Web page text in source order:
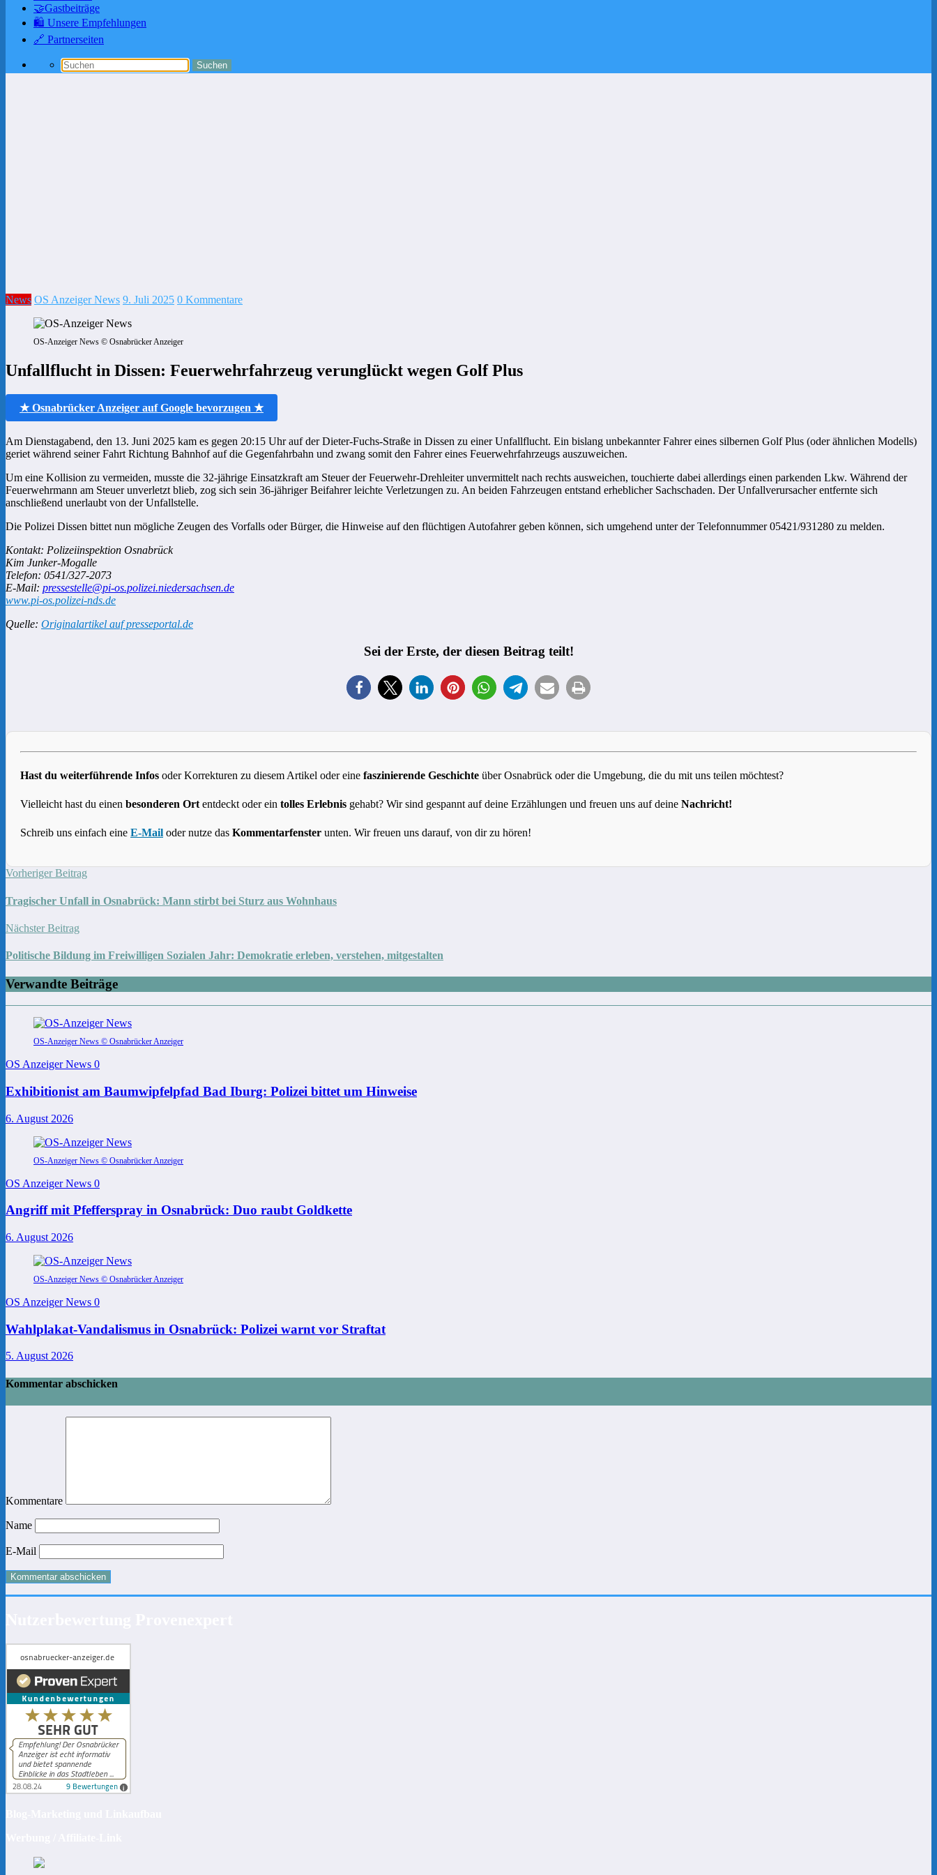
🤝Gastbeiträge
🛍️ Unsere Empfehlungen
🔗 Partnerseiten
News OS Anzeiger News 9. Juli 2025 0 Kommentare
OS-Anzeiger News © Osnabrücker Anzeiger
Unfallflucht in Dissen: Feuerwehrfahrzeug verunglückt wegen Golf Plus
★ Osnabrücker Anzeiger auf Google bevorzugen ★
Am Dienstagabend, den 13. Juni 2025 kam es gegen 20:15 Uhr auf der Dieter-Fuchs-Straße in Dissen zu einer Unfallflucht. Ein bislang unbekannter Fahrer eines silbernen Golf Plus (oder ähnlichen Modells)
geriet während seiner Fahrt Richtung Bahnhof auf die Gegenfahrbahn und zwang somit den Fahrer eines Feuerwehrfahrzeugs auszuweichen.
Um eine Kollision zu vermeiden, musste die 32-jährige Einsatzkraft am Steuer der Feuerwehr-Drehleiter unvermittelt nach rechts ausweichen, touchierte dabei allerdings einen parkenden Lkw. Während der
Feuerwehrmann am Steuer unverletzt blieb, zog sich sein 36-jähriger Beifahrer leichte Verletzungen zu. An beiden Fahrzeugen entstand erheblicher Sachschaden. Der Unfallverursacher entfernte sich
anschließend unerlaubt von der Unfallstelle.
Die Polizei Dissen bittet nun mögliche Zeugen des Vorfalls oder Bürger, die Hinweise auf den flüchtigen Autofahrer geben können, sich umgehend unter der Telefonnummer 05421/931280 zu melden.
Kontakt: Polizeiinspektion Osnabrück
Kim Junker-Mogalle
Telefon: 0541/327-2073
E-Mail: pressestelle@pi-os.polizei.niedersachsen.de
www.pi-os.polizei-nds.de
Quelle: Originalartikel auf presseportal.de
Sei der Erste, der diesen Beitrag teilt!
Hast du weiterführende Infos oder Korrekturen zu diesem Artikel oder eine faszinierende Geschichte über Osnabrück oder die Umgebung, die du mit uns teilen möchtest?
Vielleicht hast du einen besonderen Ort entdeckt oder ein tolles Erlebnis gehabt? Wir sind gespannt auf deine Erzählungen und freuen uns auf deine Nachricht!
Schreib uns einfach eine E-Mail oder nutze das Kommentarfenster unten. Wir freuen uns darauf, von dir zu hören!
Vorheriger Beitrag
Tragischer Unfall in Osnabrück: Mann stirbt bei Sturz aus Wohnhaus
Nächster Beitrag
Politische Bildung im Freiwilligen Sozialen Jahr: Demokratie erleben, verstehen, mitgestalten
Verwandte Beiträge
OS-Anzeiger News © Osnabrücker Anzeiger
OS Anzeiger News 0
Exhibitionist am Baumwipfelpfad Bad Iburg: Polizei bittet um Hinweise
6. August 2026
OS-Anzeiger News © Osnabrücker Anzeiger
OS Anzeiger News 0
Angriff mit Pfefferspray in Osnabrück: Duo raubt Goldkette
6. August 2026
OS-Anzeiger News © Osnabrücker Anzeiger
OS Anzeiger News 0
Wahlplakat-Vandalismus in Osnabrück: Polizei warnt vor Straftat
5. August 2026
Kommentar abschicken
Kommentare
Name
E-Mail